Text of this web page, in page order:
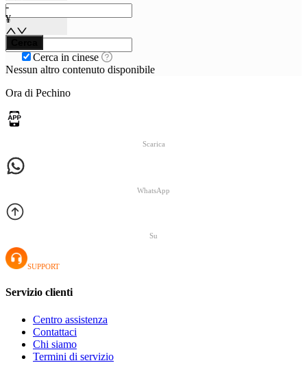
-
¥
Cerca in cinese
Nessun altro contenuto disponibile
Ora di Pechino
Scarica
WhatsApp
Su
SUPPORT
Servizio clienti
Centro assistenza
Contattaci
Chi siamo
Termini di servizio